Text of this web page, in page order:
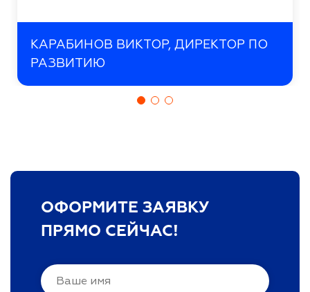
КАРАБИНОВ ВИКТОР, ДИРЕКТОР ПО
РАЗВИТИЮ
ОФОРМИТЕ ЗАЯВКУ
ПРЯМО СЕЙЧАС!